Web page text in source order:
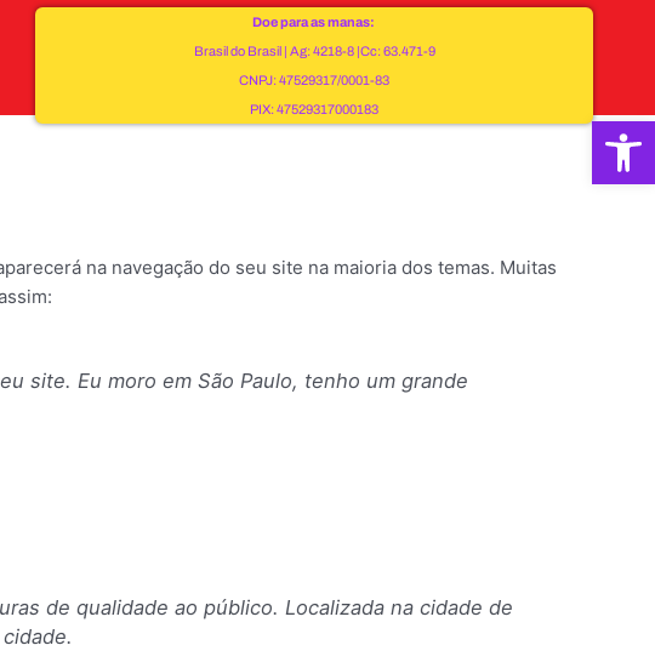
Doe para as manas:
Brasil do Brasil | Ag: 4218-8 |Cc: 63.471-9
CNPJ: 47529317/0001-83
PIX: 47529317000183
na navegação do seu site na maioria dos temas. Muitas
site. Eu moro em São Paulo, tenho um grande
de qualidade ao público. Localizada na cidade de